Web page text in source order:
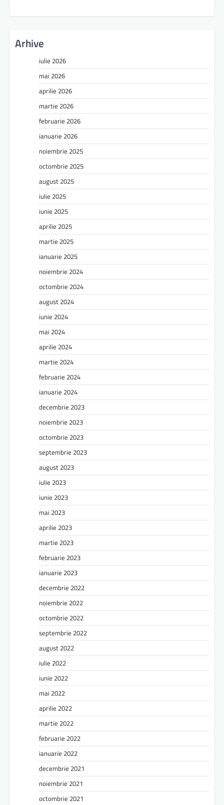
Arhive
iulie 2026
mai 2026
aprilie 2026
martie 2026
februarie 2026
ianuarie 2026
noiembrie 2025
octombrie 2025
august 2025
iulie 2025
iunie 2025
aprilie 2025
martie 2025
ianuarie 2025
noiembrie 2024
octombrie 2024
august 2024
iunie 2024
mai 2024
aprilie 2024
martie 2024
februarie 2024
ianuarie 2024
decembrie 2023
noiembrie 2023
octombrie 2023
septembrie 2023
august 2023
iulie 2023
iunie 2023
mai 2023
aprilie 2023
martie 2023
februarie 2023
ianuarie 2023
decembrie 2022
noiembrie 2022
octombrie 2022
septembrie 2022
august 2022
iulie 2022
iunie 2022
mai 2022
aprilie 2022
martie 2022
februarie 2022
ianuarie 2022
decembrie 2021
noiembrie 2021
octombrie 2021